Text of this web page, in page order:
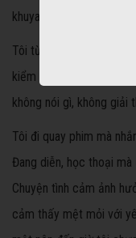
khuya.
Tôi từng gặp nhiều
kiểm soát và ghen
không nói gì, không giải
Tôi đi quay phim mà
Đang diễn, học thoại
Chuyện tình cảm ảnh
cảm thấy mệt mỏi với